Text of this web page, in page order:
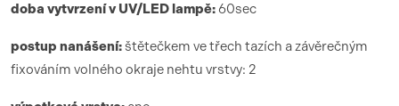
doba vytvrzenív UV/LED lampě:60sec
postup nanášení:štětečkem ve třech tazích a závěrečným
fixováním volného okraje nehtu vrstvy: 2